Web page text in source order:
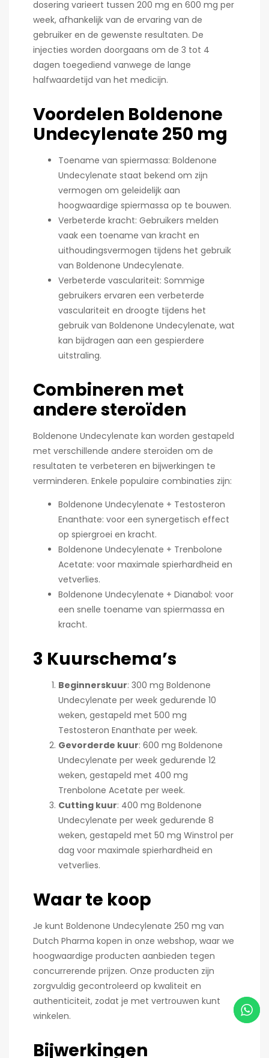
dosering varieert tussen 200 mg en 600 mg per
week, afhankelijk van de ervaring van de
gebruiker en de gewenste resultaten. De
injecties worden doorgaans om de 3 tot 4
dagen toegediend vanwege de lange
halfwaardetijd van het medicijn.
Voordelen Boldenone
Undecylenate 250 mg
Toename van spiermassa: Boldenone
Undecylenate staat bekend om zijn
vermogen om geleidelijk aan
hoogwaardige spiermassa op te bouwen.
Verbeterde kracht: Gebruikers melden
vaak een toename van kracht en
uithoudingsvermogen tijdens het gebruik
van Boldenone Undecylenate.
Verbeterde vasculariteit: Sommige
gebruikers ervaren een verbeterde
vasculariteit en droogte tijdens het
gebruik van Boldenone Undecylenate, wat
kan bijdragen aan een gespierdere
uitstraling.
Combineren met
andere steroïden
Boldenone Undecylenate kan worden gestapeld
met verschillende andere steroïden om de
resultaten te verbeteren en bijwerkingen te
verminderen. Enkele populaire combinaties zijn:
Boldenone Undecylenate + Testosteron
Enanthate: voor een synergetisch effect
op spiergroei en kracht.
Boldenone Undecylenate + Trenbolone
Acetate: voor maximale spierhardheid en
vetverlies.
Boldenone Undecylenate + Dianabol: voor
een snelle toename van spiermassa en
kracht.
3 Kuurschema’s
Beginnerskuur: 300 mg Boldenone
Undecylenate per week gedurende 10
weken, gestapeld met 500 mg
Testosteron Enanthate per week.
Gevorderde kuur: 600 mg Boldenone
Undecylenate per week gedurende 12
weken, gestapeld met 400 mg
Trenbolone Acetate per week.
Cutting kuur: 400 mg Boldenone
Undecylenate per week gedurende 8
weken, gestapeld met 50 mg Winstrol per
dag voor maximale spierhardheid en
vetverlies.
Waar te koop
Je kunt Boldenone Undecylenate 250 mg van
Dutch Pharma kopen in onze webshop, waar we
hoogwaardige producten aanbieden tegen
concurrerende prijzen. Onze producten zijn
zorgvuldig gecontroleerd op kwaliteit en
authenticiteit, zodat je met vertrouwen kunt
winkelen.
Bijwerkingen